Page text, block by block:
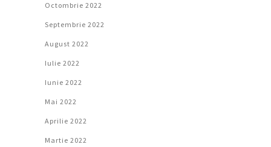
Octombrie 2022
Septembrie 2022
August 2022
Iulie 2022
Iunie 2022
Mai 2022
Aprilie 2022
Martie 2022